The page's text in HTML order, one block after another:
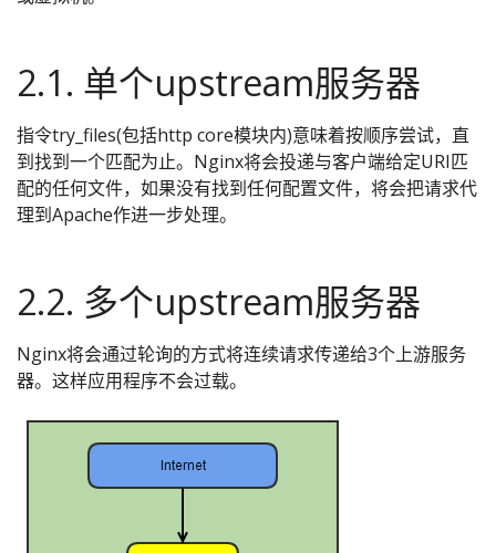
2.1. 单个upstream服务器
指令try_files(包括http core模块内)意味着按顺序尝试，直
到找到一个匹配为止。Nginx将会投递与客户端给定URI匹
配的任何文件，如果没有找到任何配置文件，将会把请求代
理到Apache作进一步处理。
2.2. 多个upstream服务器
Nginx将会通过轮询的方式将连续请求传递给3个上游服务
器。这样应用程序不会过载。